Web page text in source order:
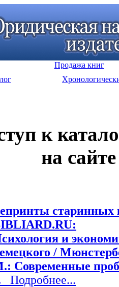
Продажа книг
к
на
старинных
и
/
Современные
Подробнее...